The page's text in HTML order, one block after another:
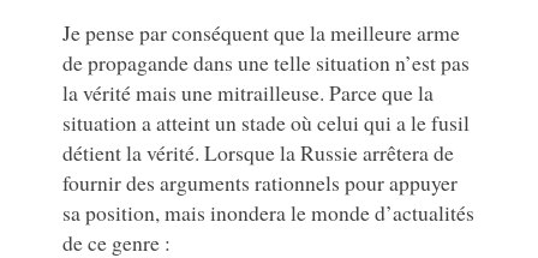
Je pense par conséquent que la meilleure arme
de propagande dans une telle situation n’est pas
la vérité mais une mitrailleuse. Parce que la
situation a atteint un stade où celui qui a le fusil
détient la vérité. Lorsque la Russie arrêtera de
fournir des arguments rationnels pour appuyer
sa position, mais inondera le monde d’actualités
de ce genre :